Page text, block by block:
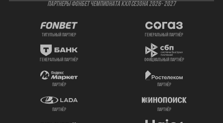
ПАРТНЕРЫ ФОНБЕТ ЧЕМПИОНАТА КХЛ СЕЗОНА 2026- 2027
титульный партнер генеральный партнёр
генеральный партнёр официальный партнёр
партнёр партнёр
партнёр партнёр